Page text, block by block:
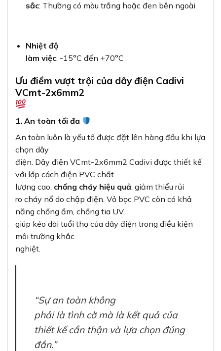
sắc: Thường có màu trắng hoặc đen bên ngoài
Nhiệt độ
làm việc: -15°C đến +70°C
Ưu điểm vượt trội của dây điện Cadivi
VCmt-2x6mm2
1. An toàn tối đa
An toàn luôn là yếu tố được đặt lên hàng đầu khi lựa
chọn dây
điện. Dây điện VCmt-2x6mm2 Cadivi được thiết kế
với lớp cách điện PVC chất
lượng cao, chống cháy hiệu quả, giảm thiểu rủi
ro cháy nổ do chập điện. Vỏ bọc PVC còn có khả
năng chống ẩm, chống tia UV,
giúp kéo dài tuổi thọ của dây điện trong điều kiện
môi trường khắc
nghiệt.
“Sự an toàn không
phải là tình cờ mà là kết quả của
thiết kế cẩn thận và lựa chọn đúng
đắn.”